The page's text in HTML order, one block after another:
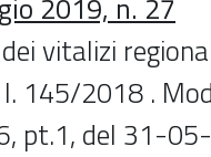
vitalizi
145/2018 .
pt.1, del 31-